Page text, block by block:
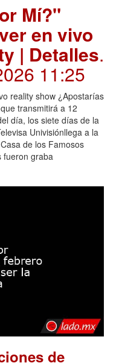
Mí?"
en vivo
| Detalles.
11:25
reality show ¿Apostarías
transmitirá a 12
día, los siete días de la
Univisiónllega a la
de los Famosos
fueron graba
de